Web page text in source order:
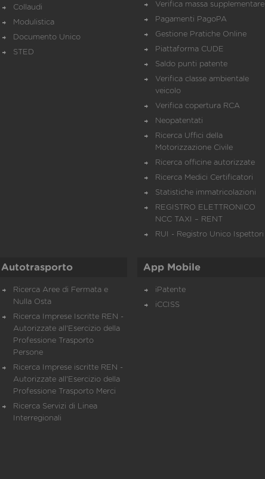
Collaudi
Modulistica
Documento Unico
STED
Verifica massa supplementare
Pagamenti PagoPA
Gestione Pratiche Online
Piattaforma CUDE
Saldo punti patente
Verifica classe ambientale
veicolo
Verifica copertura RCA
Neopatentati
Ricerca Uffici della
Motorizzazione Civile
Ricerca officine autorizzate
Ricerca Medici Certificatori
Statistiche immatricolazioni
REGISTRO ELETTRONICO
NCC TAXI – RENT
RUI - Registro Unico Ispettori
Autotrasporto
Ricerca Aree di Fermata e
Nulla Osta
Ricerca Imprese Iscritte REN -
Autorizzate all'Esercizio della
Professione Trasporto
Persone
Ricerca Imprese iscritte REN -
Autorizzate all'Esercizio della
Professione Trasporto Merci
Ricerca Servizi di Linea
Interregionali
App Mobile
iPatente
iCCISS